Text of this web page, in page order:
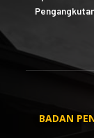
BADAN